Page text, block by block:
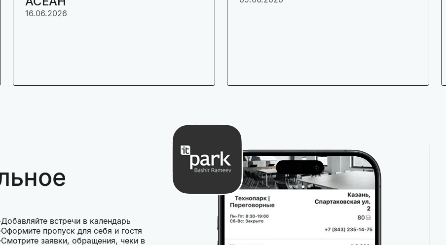
16.06.2026
Добавляйте встречи в календарь
Оформите пропуск для себя и гостя
Смотрите заявки, обращения, чеки в